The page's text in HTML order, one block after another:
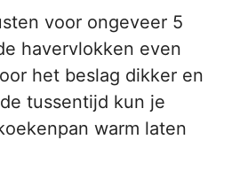
voor ongeveer 5
havervlokken even
het beslag dikker en
tussentijd kun je
warm laten